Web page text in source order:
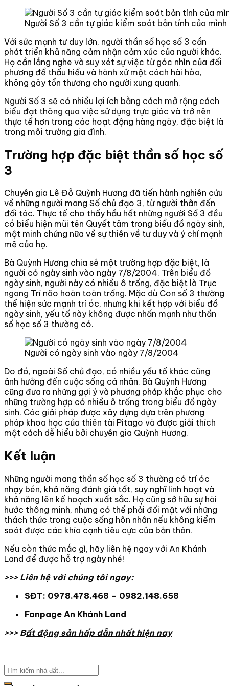
Người Số 3 cần tự giác kiểm soát bản tính của mình
Với sức mạnh tư duy lớn, người thần số học số 3 cần
phát triển khả năng cảm nhận cảm xúc của người khác.
Họ cần lắng nghe và suy xét sự việc từ góc nhìn của đối
phương để thấu hiểu và hành xử một cách hài hòa,
không gây tổn thương cho người xung quanh.
Người Số 3 sẽ có nhiều lợi ích bằng cách mở rộng cách
biểu đạt thông qua việc sử dụng trực giác và trở nên
thực tế hơn trong các hoạt động hàng ngày, đặc biệt là
trong môi trường gia đình.
Trường hợp đặc biệt thần số học số
3
Chuyên gia Lê Đỗ Quỳnh Hương đã tiến hành nghiên cứu
về những người mang Số chủ đạo 3, từ người thân đến
đối tác. Thực tế cho thấy hầu hết những người Số 3 đều
có biểu hiện mũi tên Quyết tâm trong biểu đồ ngày sinh,
một minh chứng nữa về sự thiên về tư duy và ý chí mạnh
mẽ của họ.
Bà Quỳnh Hương chia sẻ một trường hợp đặc biệt, là
người có ngày sinh vào ngày 7/8/2004. Trên biểu đồ
ngày sinh, người này có nhiều ô trống, đặc biệt là Trục
ngang Trí não hoàn toàn trống. Mặc dù Con số 3 thường
thể hiện sức mạnh trí óc, nhưng khi kết hợp với biểu đồ
ngày sinh, yếu tố này không được nhấn mạnh như thần
số học số 3 thường có.
Người có ngày sinh vào ngày 7/8/2004
Do đó, ngoài Số chủ đạo, có nhiều yếu tố khác cũng
ảnh hưởng đến cuộc sống cá nhân. Bà Quỳnh Hương
cũng đưa ra những gợi ý và phương pháp khắc phục cho
những trường hợp có nhiều ô trống trong biểu đồ ngày
sinh. Các giải pháp được xây dựng dựa trên phương
pháp khoa học của thiên tài Pitago và được giải thích
một cách dễ hiểu bởi chuyên gia Quỳnh Hương.
Kết luận
Những người mang thần số học số 3 thường có trí óc
nhạy bén, khả năng đánh giá tốt, suy nghĩ linh hoạt và
khả năng lên kế hoạch xuất sắc. Họ cũng sở hữu sự hài
hước thông minh, nhưng có thể phải đối mặt với những
thách thức trong cuộc sống hôn nhân nếu không kiểm
soát được các khía cạnh tiêu cực của bản thân.
Nếu còn thức mắc gì, hãy liên hệ ngay với An Khánh
Land để được hỗ trợ ngày nhé!
>>> Liên hệ với chúng tôi ngay:
SĐT: 0978.478.468 – 0982.148.658
Fanpage An Khánh Land
>>> Bất động sản hấp dẫn nhất hiện nay